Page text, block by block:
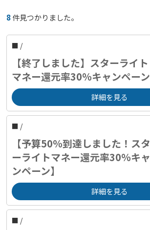
8件見つかりました。
■ /
【終了しました】スターライト
マネー還元率30％キャンペーン
詳細を見る
■ /
【予算50％到達しました！スタ
ーライトマネー還元率30％キャ
ンペーン】
詳細を見る
■ /